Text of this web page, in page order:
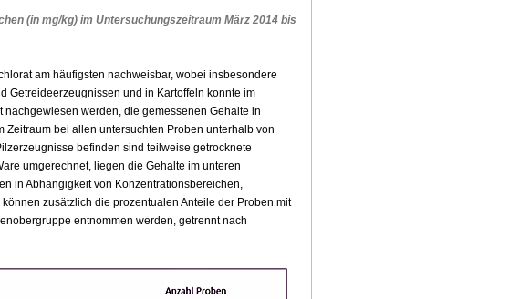
(in mg/kg) im Untersuchungszeitraum März 2014 bis
am häufigsten nachweisbar, wobei insbesondere
Getreideerzeugnissen und in Kartoffeln konnte im
werden, die gemessenen Gehalte in
Zeitraum bei allen untersuchten Proben unterhalb von
befinden sind teilweise getrocknete
umgerechnet, liegen die Gehalte im unteren
in Abhängigkeit von Konzentrationsbereichen,
zusätzlich die prozentualen Anteile der Proben mit
entnommen werden, getrennt nach